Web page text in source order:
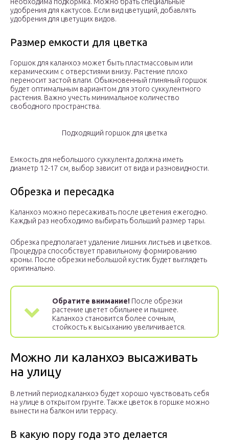
удобрения для кактусов. Если вид цветущий, добавлять
удобрения для цветущих видов.
Размер емкости для цветка
Горшок для каланхоэ может быть пластмассовым или
керамическим с отверстиями внизу. Растение плохо
переносит застой влаги. Обыкновенный глиняный горшок
будет оптимальным вариантом для этого суккулентного
растения. Важно учесть минимальное количество
свободного пространства.
Подходящий горшок для цветка
Емкость для небольшого суккулента должна иметь
диаметр 12-17 см, выбор зависит от вида и разновидности.
Обрезка и пересадка
Каланхоэ можно пересаживать после цветения ежегодно.
Каждый раз необходимо выбирать больший размер тары.
Обрезка предполагает удаление лишних листьев и цветков.
Процедура способствует правильному формированию
кроны. После обрезки небольшой кустик будет выглядеть
оригинально.
Обратите внимание! После обрезки
растение цветет обильнее и пышнее.
Каланхоэ становится более сочным,
стойкость к высыханию увеличивается.
Можно ли каланхоэ высаживать
на улицу
В летний период каланхоэ будет хорошо чувствовать себя
на улице в открытом грунте. Также цветок в горшке можно
вынести на балкон или террасу.
В какую пору года это делается